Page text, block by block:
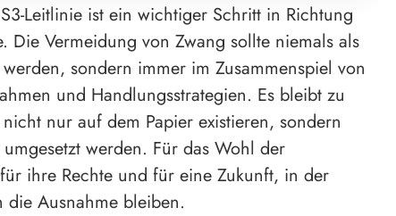
Leitlinie ist ein wichtiger Schritt in Richtung
Die Vermeidung von Zwang sollte niemals als
sondern immer im Zusammenspiel von
und Handlungsstrategien. Es bleibt zu
nur auf dem Papier existieren, sondern
werden. Für das Wohl der
ihre Rechte und für eine Zukunft, in der
Ausnahme bleiben.